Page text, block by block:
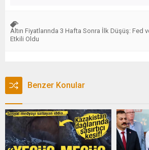
Altın Fiyatlarında 3 Hafta Sonra İlk Düşüş: Fed
Etkili Oldu
Benzer Konular